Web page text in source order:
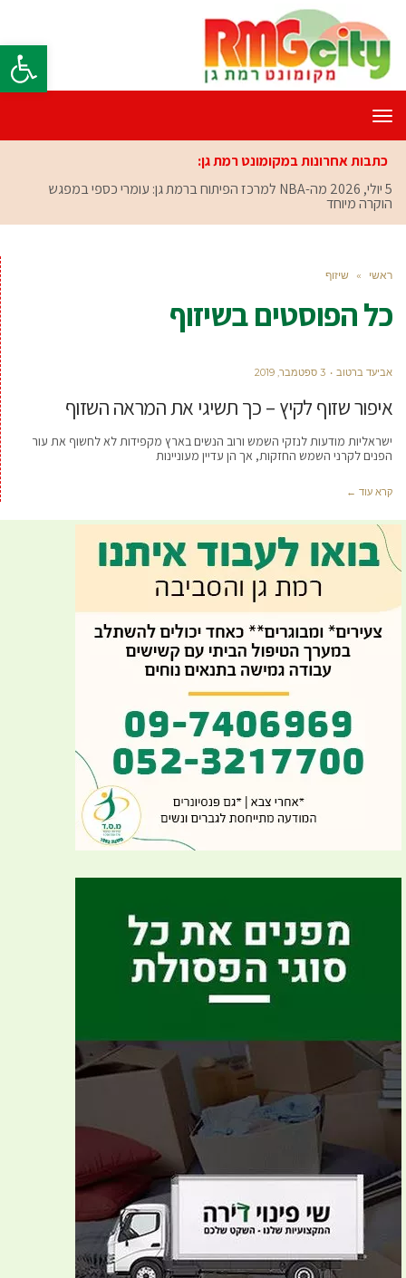
פתח
תפריט
כתבות אחרונות במקומונט רמת גן:
5 יולי, 2026
מה-NBA למרכז הפיתוח ברמת גן: עומרי כספי במפגש
הוקרה מיוחד
ראשי » שיזוף
כל הפוסטים בשיזוף
אביעד ברטוב 3 ספטמבר, 2019
איפור שזוף לקיץ – כך תשיגי את המראה השזוף
ישראליות מודעות לנזקי השמש ורוב הנשים בארץ מקפידות לא לחשוף את עור
הפנים לקרני השמש החזקות, אך הן עדיין מעוניינות
קרא עוד ←